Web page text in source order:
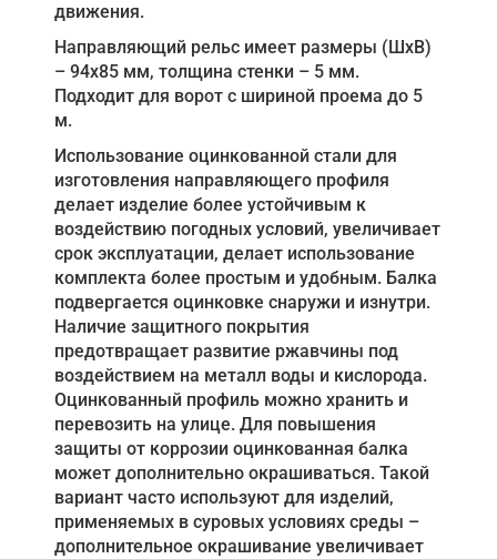
движения.
Направляющий рельс имеет размеры (ШхВ)
– 94х85 мм, толщина стенки – 5 мм.
Подходит для ворот с шириной проема до 5
м.
Использование оцинкованной стали для
изготовления направляющего профиля
делает изделие более устойчивым к
воздействию погодных условий, увеличивает
срок эксплуатации, делает использование
комплекта более простым и удобным. Балка
подвергается оцинковке снаружи и изнутри.
Наличие защитного покрытия
предотвращает развитие ржавчины под
воздействием на металл воды и кислорода.
Оцинкованный профиль можно хранить и
перевозить на улице. Для повышения
защиты от коррозии оцинкованная балка
может дополнительно окрашиваться. Такой
вариант часто используют для изделий,
применяемых в суровых условиях среды –
дополнительное окрашивание увеличивает